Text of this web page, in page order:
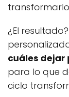
¿El
cuáles dejar
para lo que
ciclo